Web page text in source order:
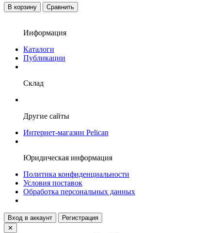
В корзину Сравнить
Информация
Каталоги
Публикации
Склад
Другие сайты
Интернет-магазин Pelican
Юридическая информация
Политика конфиденциальности
Условия поставок
Обработка персональных данных
Вход в аккаунт
Регистрация
✕